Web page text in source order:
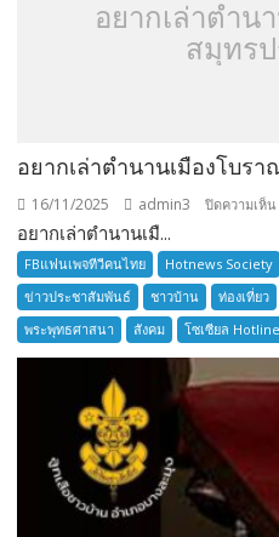
อยากเล่าตำน
สมุทร
อยากเล่าตำนานเมืองโบร
16/11/2025 admin3 ปิดความเห็น
อยากเล่าตำนานเมื...
FBแฟนเพจทีวีคนไทย Hotnews Society
ข่าวประชาสัมพันธ์
ชาวบ้าน ท่องเที่ยว
พระพุทธศาสนา
สังคม โซเซียล Hotline